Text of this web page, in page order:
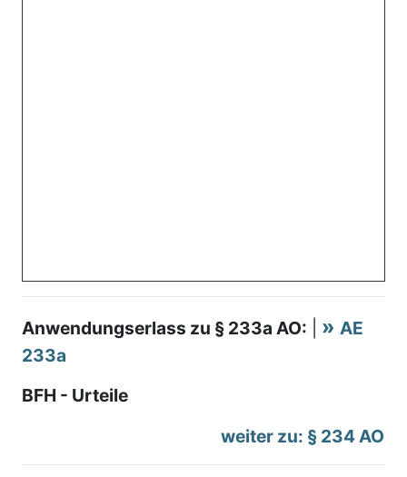
Anwendungserlass zu § 233a AO:
AE
233a
BFH - Urteile
weiter zu: § 234 AO